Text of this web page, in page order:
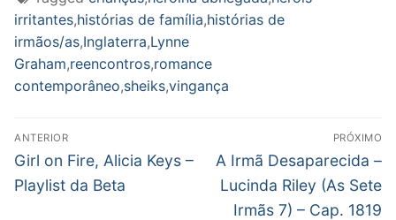
irritantes,histórias de família,histórias de
irmãos/as,Inglaterra,Lynne
Graham,reencontros,romance
contemporâneo,sheiks,vingança
Navegação
de
Post
ANTERIOR
Post
anterior:
Girl on Fire, Alicia Keys –
Playlist da Beta
PRÓXIMO
Próximo
post:
A Irmã Desaparecida –
Lucinda Riley (As Sete
Irmãs 7) – Cap. 1819